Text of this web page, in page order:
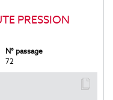
PRESSION
N° passage
72